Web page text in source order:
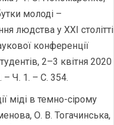
молоді –
людства у XXI столітті
конференції
2–3 квітня 2020
– Ч. 1. – С. 354.
міді в темно-сірому
О. В. Тогачинська,